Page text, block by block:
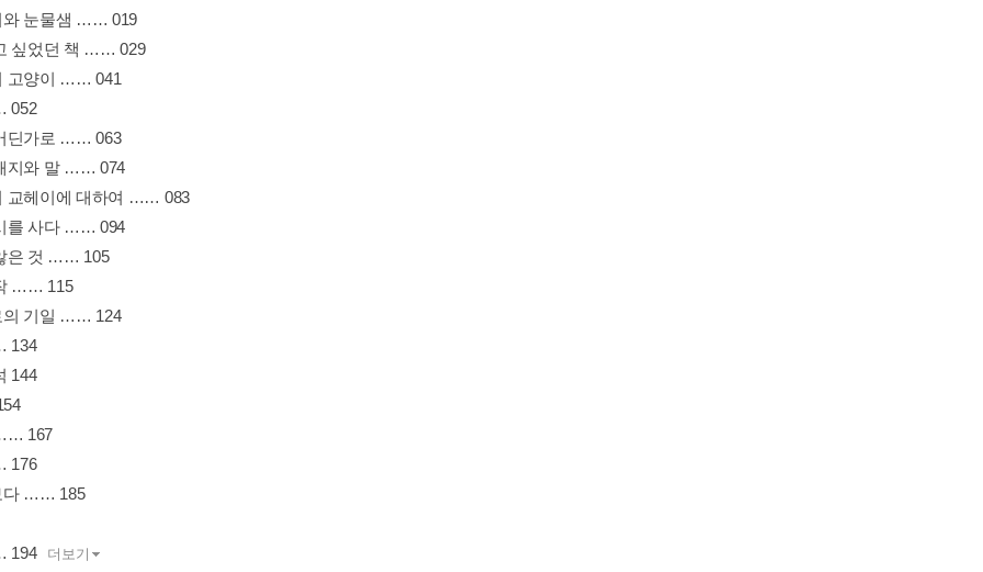
와 눈물샘 …… 019
싶었던 책 …… 029
고양이 …… 041
052
딘가로 …… 063
지와 말 …… 074
교헤이에 대하여 …… 083
를 사다 …… 094
은 것 …… 105
…… 115
의 기일 …… 124
134
144
167
176
다 …… 185
194 더보기